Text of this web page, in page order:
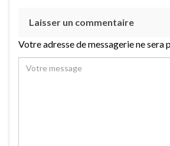
Laisser un commentaire
Votre adresse de messagerie ne sera